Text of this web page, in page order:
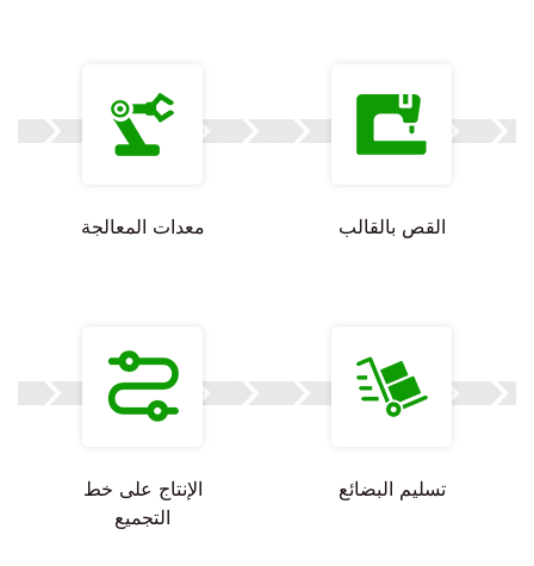
معدات المعالجة القص بالقالب
الإنتاج على خط
التجميع
تسليم البضائع